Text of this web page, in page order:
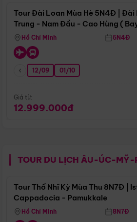
Tour Đài Loan Mùa Hè 5N4Đ |
Trung - Nam Đầu - Cao Hùng (
Hồ Chí Minh 5N4Đ
12/09 01/10
Giá từ:
12.999.000đ
TOUR DU LỊCH ÂU-ÚC-MỸ-
Tour Thổ Nhĩ Kỳ Mùa Thu 8N7Đ |
Cappadocia - Pamukkale
Hồ Chí Minh 8N7Đ